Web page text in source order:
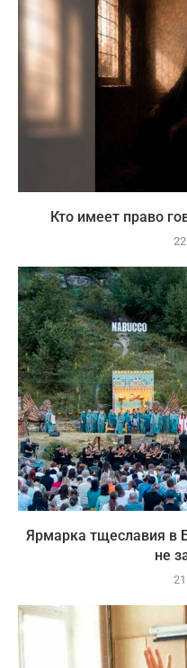
Кто имеет право
Ярмарка тщеславия в
не